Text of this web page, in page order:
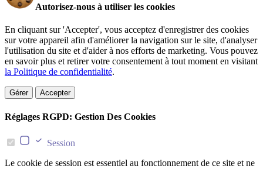
Autorisez-nous à utiliser les cookies
En cliquant sur 'Accepter', vous acceptez d'enregistrer des cookies
sur votre appareil afin d'améliorer la navigation sur le site, d'analyser
l'utilisation du site et d'aider à nos efforts de marketing. Vous pouvez
en savoir plus et retirer votre consentement à tout moment en visitant
la Politique de confidentialité.
Gérer Accepter
Réglages RGPD: Gestion Des Cookies
Session
Le cookie de session est essentiel au fonctionnement de ce site et ne